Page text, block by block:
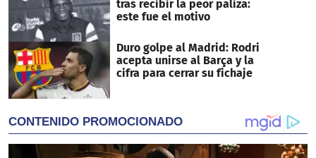
tras recibir la peor paliza:
este fue el motivo
Duro golpe al Madrid: Rodri
acepta unirse al Barça y la
cifra para cerrar su fichaje